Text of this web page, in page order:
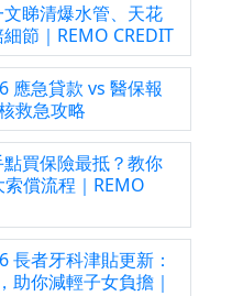
文睇清爆水管、天花
節｜REMO CREDIT
應急貸款 vs 醫保報
救急攻略
點買保險最抵？教你
償流程｜REMO
長者牙科津貼更新：
助你減輕子女負擔｜